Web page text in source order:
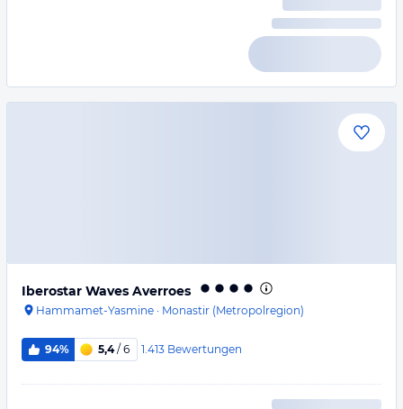
Iberostar Waves Averroes
Hammamet-Yasmine · Monastir (Metropolregion)
94% 5,4/ 6 1.413 Bewertungen